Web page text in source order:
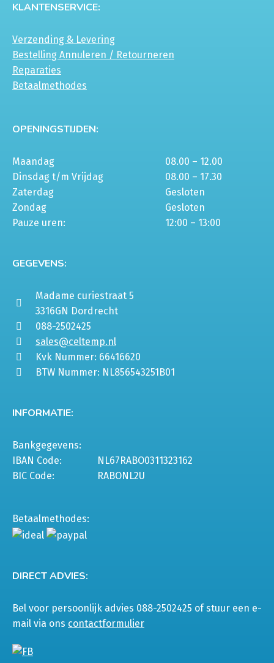
KLANTENSERVICE:
Verzending & Levering
Bestelling Annuleren / Retourneren
Reparaties
Betaalmethodes
OPENINGSTIJDEN:
Maandag
08.00 – 12.00
Dinsdag t/m Vrijdag
08.00 – 17.30
Zaterdag
Gesloten
Zondag
Gesloten
Pauze uren:
12:00 – 13:00
GEGEVENS:
Madame curiestraat 5
3316GN Dordrecht
088-2502425
sales@celtemp.nl
Kvk Nummer: 66416620
BTW Nummer: NL856543251B01
INFORMATIE:
Bankgegevens:
IBAN Code:
NL67RABO0311323162
BIC Code:
RABONL2U
Betaalmethodes:
DIRECT ADVIES:
Bel voor persoonlijk advies 088-2502425 of stuur een e-
mail via ons contactformulier